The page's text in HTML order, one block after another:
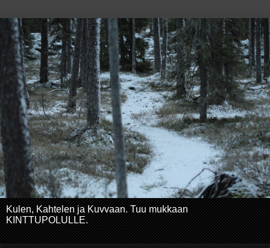
Kulen, Kahtelen ja Kuvvaan. Tuu mukkaan
KINTTUPOLULLE.